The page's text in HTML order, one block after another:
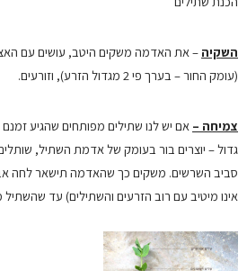
השקיה – את האדמה משקים היטב, עושים עם
(עומק החור – בערך פי 2 מגדול הזרע), וזורעים.
צמיחה – אם יש לנו שתילים מפותחים שהגיע
גדול – יוצרים בור בעומק של אדמת השתיל,
סביב השרשים. משקים כך שהאדמה תישאר לחה
אינו מיטיב עם רוב הזרעים והשתילים) עד